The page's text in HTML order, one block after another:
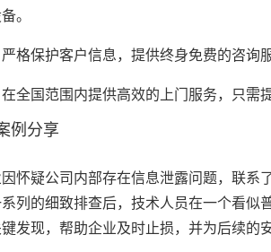
。
严格保护客户信息，提供终身免费的咨询
在全国范围内提供高效的上门服务，只需
例分享
怀疑公司内部存在信息泄露问题，联系
列的细致排查后，技术人员在一个看似
发现，帮助企业及时止损，并为后续的